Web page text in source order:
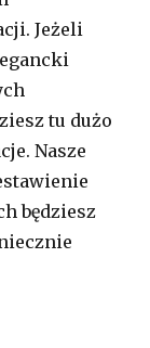
Jeżeli
tu dużo
Nasze
będziesz